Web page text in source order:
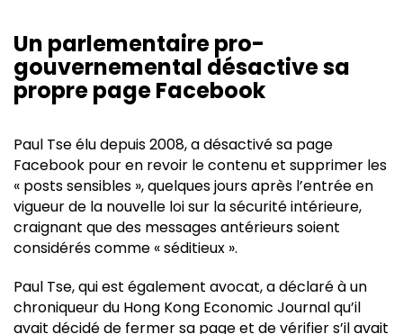
Un parlementaire pro-
gouvernemental désactive sa
propre page Facebook
Paul Tse élu depuis 2008, a désactivé sa page
Facebook pour en revoir le contenu et supprimer les
« posts sensibles », quelques jours après l’entrée en
vigueur de la nouvelle loi sur la sécurité intérieure,
craignant que des messages antérieurs soient
considérés comme « séditieux ».
Paul Tse, qui est également avocat, a déclaré à un
chroniqueur du Hong Kong Economic Journal qu’il
avait décidé de fermer sa page et de vérifier s’il avait